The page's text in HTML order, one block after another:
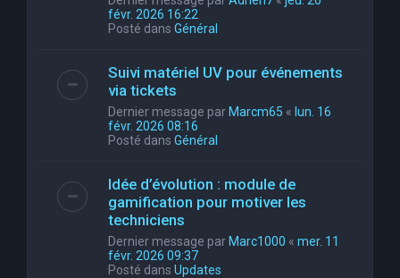
févr. 2026 16:22
Posté dans Général
Suivi matériel UV pour événements
via tickets
Dernier message parMarcm65 « lun. 16
févr. 2026 08:16
Posté dans Général
Idée d’évolution : module de
gamification pour motiver les
techniciens
Dernier message parMarc1000 « mer. 11
févr. 2026 09:37
Posté dans Updates